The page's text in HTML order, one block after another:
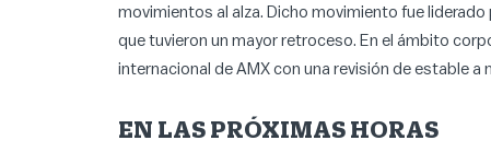
movimientos al alza. Dicho movimiento fue liderado
que tuvieron un mayor retroceso. En el ámbito
internacional de AMX con una revisión de estable a
EN LAS PRÓXIMAS HORAS